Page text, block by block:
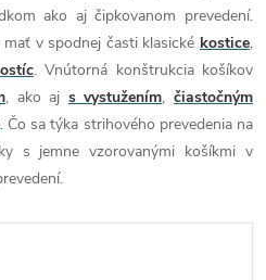
ako aj čipkovanom prevedení.
v spodnej časti klasické kostice,
. Vnútorná konštrukcia košíkov
, ako aj s vystužením,čiastočným
. Čo sa týka strihového prevedenia na
s jemne vzorovanými košíkmi v